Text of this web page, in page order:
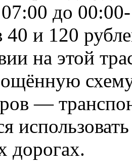
до
40 и 120
на этой
—
дорогах.